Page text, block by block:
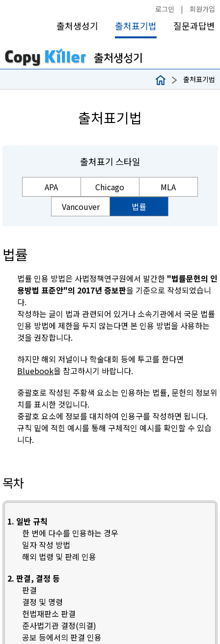
로그인 | 회원가입
출처생성기 출처표기법 질문과답변
출처표기법
출처표기법
출처표기 스타일
APA Chicago
MLA
Vancouver
법률
법률
법률 인용 방법은 사법정책연구원에서 발간한 "법률문헌의 인
용방법 표준안"의 2017년 증보판을 기준으로 작성되었습니
다.
작성하는 글이 법과 관련되어 있거나 소속기관에서 국문 법률
인용 방법에 제한을 두지 않는다면 본 인용 방법을 사용하는
것을 권장합니다.
하지만 해외 저널이나 학술대회 등에 투고를 한다면
Bluebook을 참고하시기 바랍니다.
중괄호로 작성된 주황색 요소는 인용하는 법률, 문헌의 정보위
치를 표시한 것입니다.
중괄호 요소에 정보를 대치하여 인용구를 작성하면 됩니다.
규칙 밑에 적힌 예시를 통해 구체적인 예시를 확인할 수 있습
니다.
목차
1. 일반 규칙
한 번에 다수를 인용하는 경우
일자 작성 방법
해외 법령 및 판례 인용
2. 판결, 결정 등
판결
결정 및 명령
헌법재판소 판결
준사법기관 결정(의결)
공보 등에서의 판결 인용